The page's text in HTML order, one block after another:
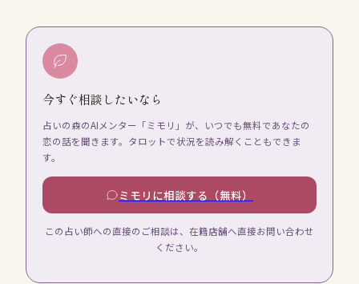
今すぐ相談したいなら
占いの森のAIメンター「ミモリ」が、いつでも無料であなたの
恋の話を聞きます。タロットで状況を読み解くこともできま
す。
ミモリに相談する（無料）
この占い師への直接のご相談は、在籍店舗へ直接お問い合わせ
ください。